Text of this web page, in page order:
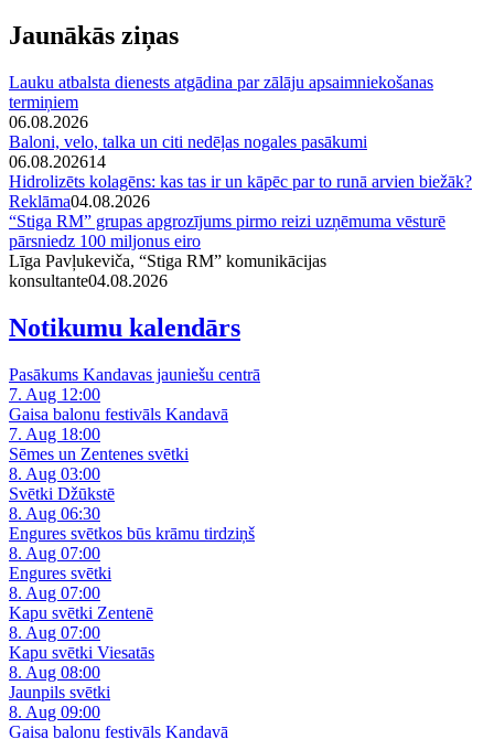
Jaunākās ziņas
Lauku atbalsta dienests atgādina par zālāju apsaimniekošanas
termiņiem
06.08.2026
Baloni, velo, talka un citi nedēļas nogales pasākumi
06.08.202614
Hidrolizēts kolagēns: kas tas ir un kāpēc par to runā arvien biežāk?
Reklāma04.08.2026
“Stiga RM” grupas apgrozījums pirmo reizi uzņēmuma vēsturē
pārsniedz 100 miljonus eiro
Līga Pavļukeviča, “Stiga RM” komunikācijas
konsultante04.08.2026
Notikumu kalendārs
Pasākums Kandavas jauniešu centrā
7. Aug 12:00
Gaisa balonu festivāls Kandavā
7. Aug 18:00
Sēmes un Zentenes svētki
8. Aug 03:00
Svētki Džūkstē
8. Aug 06:30
Engures svētkos būs krāmu tirdziņš
8. Aug 07:00
Engures svētki
8. Aug 07:00
Kapu svētki Zentenē
8. Aug 07:00
Kapu svētki Viesatās
8. Aug 08:00
Jaunpils svētki
8. Aug 09:00
Gaisa balonu festivāls Kandavā